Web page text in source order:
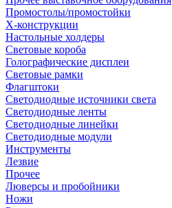
Промостолы/промостойки
Х-конструкции
Настольные холдеры
Световые короба
Голографические дисплеи
Световые рамки
Флагштоки
Светодиодные источники света
Светодиодные ленты
Светодиодные линейки
Светодиодные модули
Инструменты
Лезвие
Прочее
Люверсы и пробойники
Ножи